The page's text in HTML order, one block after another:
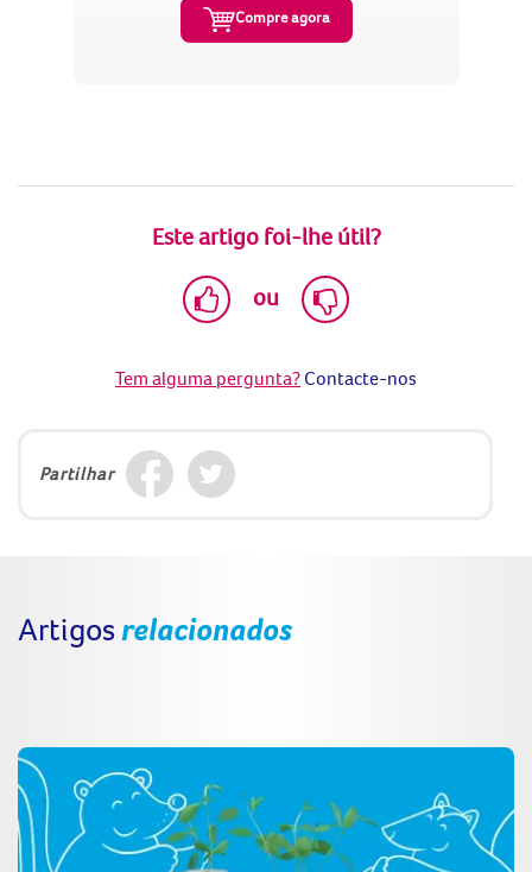
Compre agora
Este artigo foi-lhe útil?
ou
Tem alguma pergunta? Contacte-nos
Partilhar
Artigosrelacionados